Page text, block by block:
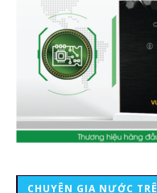
CHUYÊN GIA NƯỚC